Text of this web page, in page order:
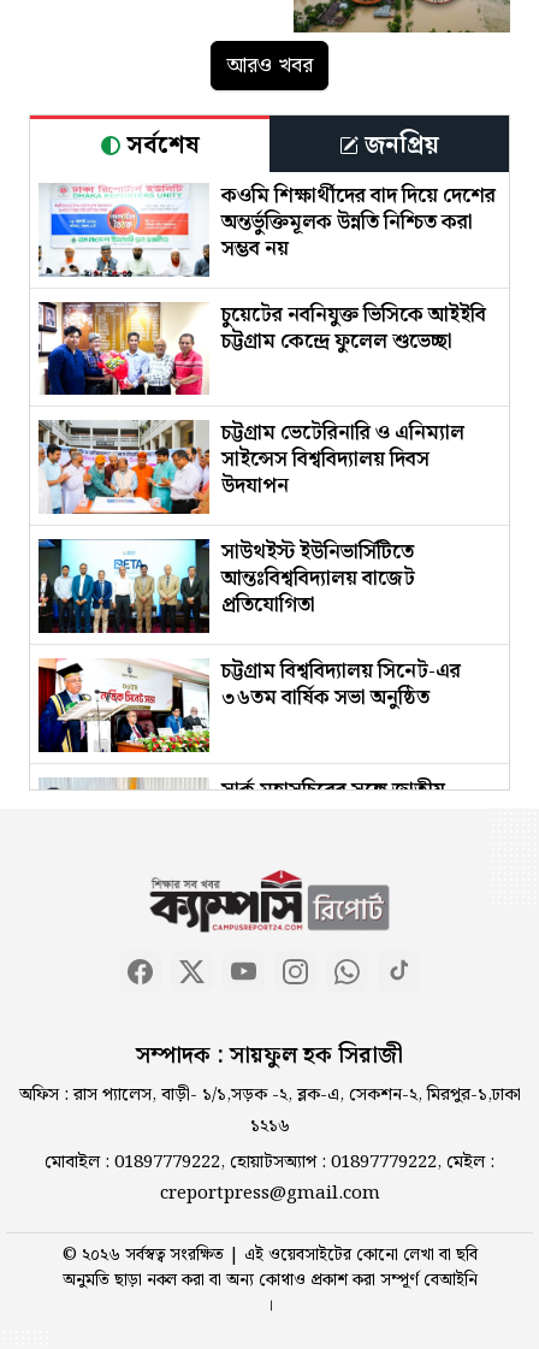
আরও খবর
সর্বশেষ জনপ্রিয়
কওমি শিক্ষার্থীদের বাদ দিয়ে দেশের
অন্তর্ভুক্তিমূলক উন্নতি নিশ্চিত করা
সম্ভব নয়
চুয়েটের নবনিযুক্ত ভিসিকে আইইবি
চট্টগ্রাম কেন্দ্রে ফুলেল শুভেচ্ছা
চট্টগ্রাম ভেটেরিনারি ও এনিম্যাল
সাইন্সেস বিশ্ববিদ্যালয় দিবস
উদযাপন
সাউথইস্ট ইউনিভার্সিটিতে
আন্তঃবিশ্ববিদ্যালয় বাজেট
প্রতিযোগিতা
চট্টগ্রাম বিশ্ববিদ্যালয় সিনেট-এর
৩৬তম বার্ষিক সভা অনুষ্ঠিত
সার্ক মহাসচিবের সঙ্গে জাতীয়
পিআইবিতে গণমাধ্যমের নতুন
ব্যাচের ওরিয়েন্টেশন
১৭
ইবিতে শিক্ষক নিয়োগ বিতর্ক :
ফ্যাক্টস ফাইন্ডিং কমিটির কার্যপরিধি
নিয়ে প্রশ্ন
ইমাম মোয়াজ্জেম কে ভাতা পাইয়ে
দেওয়ার নামে ঘুষ আদায় করে
বহিষ্কার হলেন বিএনপির ২ নেতা
সম্পাদক : সায়ফুল হক সিরাজী
অফিস : রাস প্যালেস, বাড়ী- ১/১,সড়ক -২, ব্লক-এ, সেকশন-২, মিরপুর-১,ঢাকা
১২১৬
মোবাইল : 01897779222, হোয়াটসঅ্যাপ : 01897779222, মেইল :
creportpress@gmail.com
© ২০২৬ সর্বস্বত্ব সংরক্ষিত | এই ওয়েবসাইটের কোনো লেখা বা ছবি
অনুমতি ছাড়া নকল করা বা অন্য কোথাও প্রকাশ করা সম্পূর্ণ বেআইনি
।